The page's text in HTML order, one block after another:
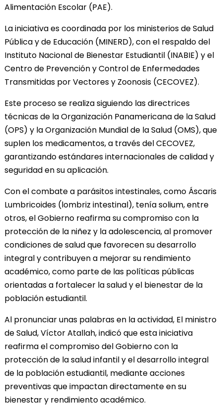
Alimentación Escolar (PAE).
La iniciativa es coordinada por los ministerios de Salud
Pública y de Educación (MINERD), con el respaldo del
Instituto Nacional de Bienestar Estudiantil (INABIE) y el
Centro de Prevención y Control de Enfermedades
Transmitidas por Vectores y Zoonosis (CECOVEZ).
Este proceso se realiza siguiendo las directrices
técnicas de la Organización Panamericana de la Salud
(OPS) y la Organización Mundial de la Salud (OMS), que
suplen los medicamentos, a través del CECOVEZ,
garantizando estándares internacionales de calidad y
seguridad en su aplicación.
Con el combate a parásitos intestinales, como Áscaris
Lumbricoides (lombriz intestinal), tenía solium, entre
otros, el Gobierno reafirma su compromiso con la
protección de la niñez y la adolescencia, al promover
condiciones de salud que favorecen su desarrollo
integral y contribuyen a mejorar su rendimiento
académico, como parte de las políticas públicas
orientadas a fortalecer la salud y el bienestar de la
población estudiantil.
Al pronunciar unas palabras en la actividad, El ministro
de Salud, Víctor Atallah, indicó que esta iniciativa
reafirma el compromiso del Gobierno con la
protección de la salud infantil y el desarrollo integral
de la población estudiantil, mediante acciones
preventivas que impactan directamente en su
bienestar y rendimiento académico.